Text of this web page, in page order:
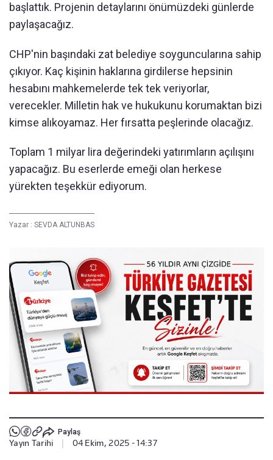
başlattık. Projenin detaylarını önümüzdeki günlerde
paylaşacağız.
CHP'nin başındaki zat belediye soyguncularına sahip
çıkıyor. Kaç kişinin haklarına girdilerse hepsinin
hesabını mahkemelerde tek tek veriyorlar,
verecekler. Milletin hak ve hukukunu korumaktan bizi
kimse alıkoyamaz. Her fırsatta peşlerinde olacağız.
Toplam 1 milyar lira değerindeki yatırımların açılışını
yapacağız. Bu eserlerde emeği olan herkese
yürekten teşekkür ediyorum.
Yazar : SEVDA ALTUNBAS
Paylaş
Yayın Tarihi 04 Ekim, 2025 - 14:37